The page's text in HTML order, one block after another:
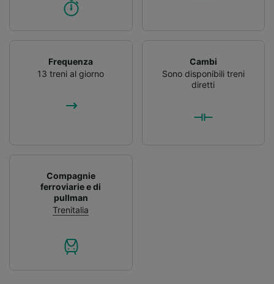
Frequenza
13 treni al giorno
Cambi
Sono disponibili treni
diretti
Compagnie
ferroviarie e di
pullman
Trenitalia